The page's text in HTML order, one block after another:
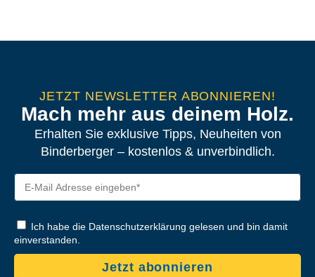
JETZT NEWSLETTER ABONNIEREN!
Mach mehr aus deinem Holz.
Erhalten Sie exklusive Tipps, Neuheiten von
Binderberger – kostenlos & unverbindlich.
Ich habe die Datenschutzerklärung gelesen und bin damit
einverstanden.
Jetzt abonnieren